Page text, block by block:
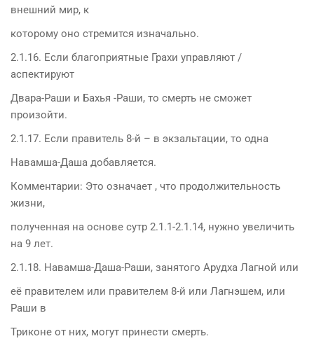
внешний мир, к
которому оно стремится изначально.
2.1.16. Если благоприятные Грахи управляют /
аспектируют
Двара-Раши и Бахья -Раши, то смерть не сможет
произойти.
2.1.17. Если правитель 8-й – в экзальтации, то одна
Навамша-Даша добавляется.
Комментарии: Это означает , что продолжительность
жизни,
полученная на основе сутр 2.1.1-2.1.14, нужно увеличить
на 9 лет.
2.1.18. Навамша-Даша-Раши, занятого Арудха Лагной или
её правителем или правителем 8-й или Лагнэшем, или
Раши в
Триконе от них, могут принести смерть.